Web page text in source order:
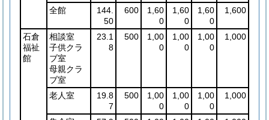
全館
144.
50
600
1,60
0
1,60
0
1,60
0
1,600
石倉
福祉
館
相談室
子供クラ
ブ室
母親クラ
ブ室
23.1
8
500
1,00
0
1,00
0
1,00
0
1,000
老人室
19.8
7
500
1,00
0
1,00
0
1,00
0
1,000